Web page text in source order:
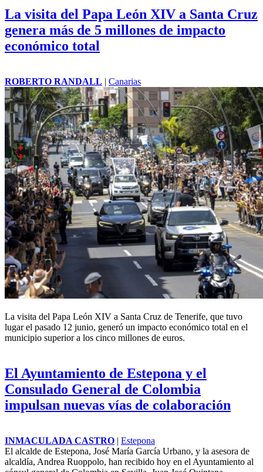
La visita del Papa León XIV a Santa Cruz
genera más de 5 millones de impacto
económico total
ROBERTO RANDALL | Canarias
La visita del Papa León XIV a Santa Cruz de Tenerife, que tuvo
lugar el pasado 12 junio, generó un impacto económico total en el
municipio superior a los cinco millones de euros.
El Ayuntamiento de Estepona y el
Consulado General de Colombia
impulsan nuevas vías de colaboración
INMACULADA CASTRO | Estepona
El alcalde de Estepona, José
María García Urbano, y la